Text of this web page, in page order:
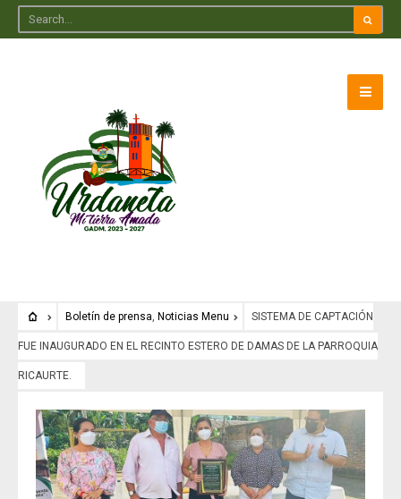
Boletín de prensa, Noticias Menu SISTEMA DE CAPTACIÓN
FUE INAUGURADO EN EL RECINTO ESTERO DE DAMAS DE LA PARROQUIA
RICAURTE.